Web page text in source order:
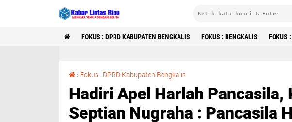
FOKUS : DPRD KABUPATEN BENGKALIS FOKUS : BENGKALIS FOKUS
› Fokus : DPRD Kabupaten Bengkalis
Hadiri Apel Harlah Pancasila,
Septian Nugraha : Pancasila